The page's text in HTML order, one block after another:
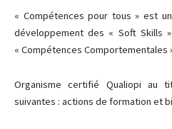
« Compétences pour tous » est
développement des « Soft Skills
« Compétences Comportementales
Organisme certifié Qualiopi au
suivantes : actions de formation et